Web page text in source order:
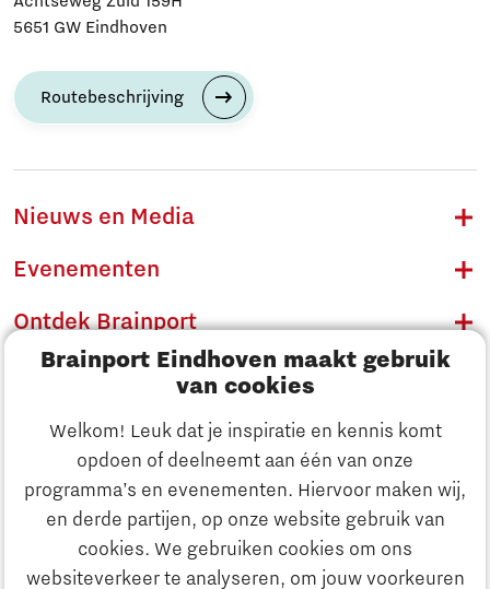
Brainport Eindhoven maakt gebruik
van cookies
Welkom! Leuk dat je inspiratie en kennis komt
opdoen of deelneemt aan één van onze
programma’s en evenementen. Hiervoor maken wij,
en derde partijen, op onze website gebruik van
cookies. We gebruiken cookies om ons
websiteverkeer te analyseren, om jouw voorkeuren
Ontdek Brainport
Innovatie
5651 GW Eindhoven
Routebeschrijving
Nieuws en Media
Evenementen
Ontdek Brainport
Innovatie
Ondernemen
Onderwijs
Maatschappelijk